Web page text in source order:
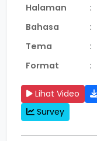
Halaman
:
Bahasa
:
Tema
:
Format
:
Lihat Video
Survey